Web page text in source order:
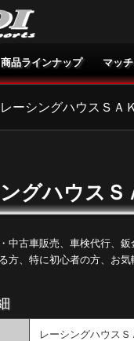
商品ラインナップ マッ
ーシングハウスＳＡ
グハウスＳ
中古車販売、車検代行、
方、特に初心者の方、お気
レーシングハウスＳ